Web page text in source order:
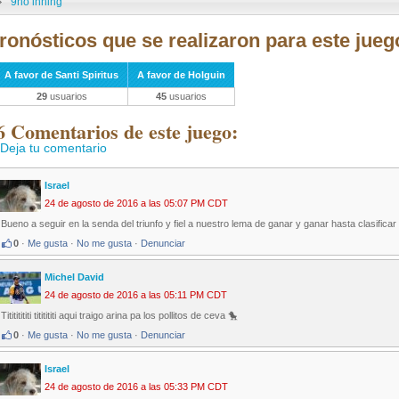
que se realizaron para este
A favor de Santi Spiritus
A favor de Holguin
29usuarios 45 usuarios
Comentarios de este juego:
Deja tu comentario
Israel
24 de agosto de 2016 a las 05:07 PM CDT
Bueno a seguir en la senda del triunfo y fiel a nuestro lema de ganar y ganar hasta clasificar
0 · Me gusta · No me gusta · Denunciar
Michel David
24 de agosto de 2016 a las 05:11 PM CDT
Titititititi tititititi aqui traigo arina pa los pollitos de ceva 🐤
0 · Me gusta · No me gusta · Denunciar
Israel
24 de agosto de 2016 a las 05:33 PM CDT